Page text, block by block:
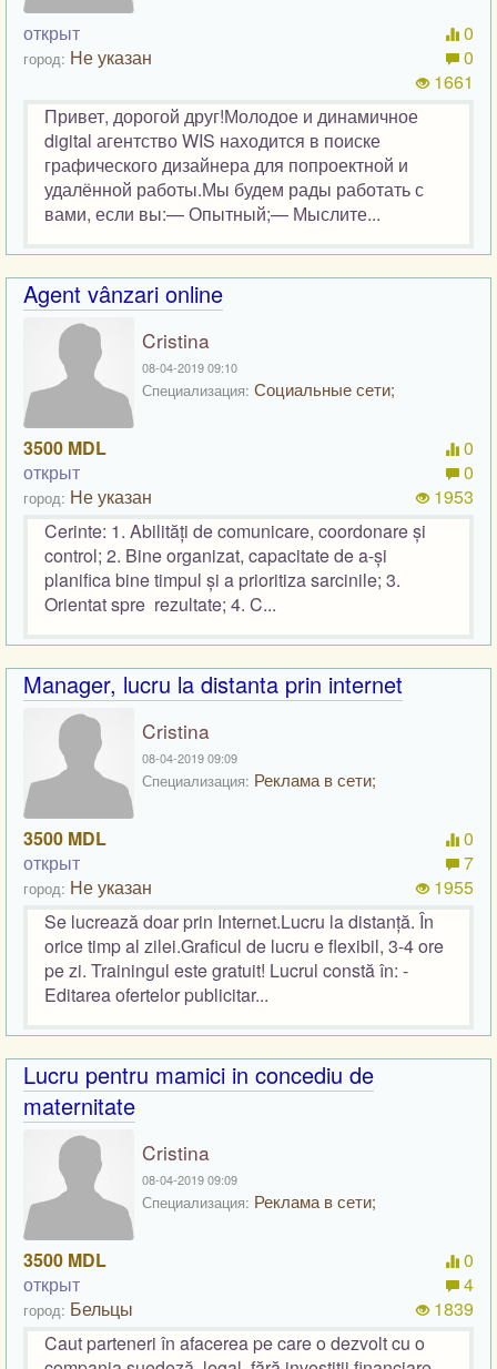
открыт
город: Не указан
0
0
1661
Привет, дорогой друг!Молодое и динамичное
digital агентство WIS находится в поиске
графического дизайнера для попроектной и
удалённой работы.Мы будем рады работать с
вами, если вы:— Опытный;— Мыслите...
Agent vânzari online
Cristina
08-04-2019 09:10
Специализация: Социальные сети;
3500 MDL
открыт
город: Не указан
0
0
1953
Cerinte: 1. Abilități de comunicare, coordonare și
control; 2. Bine organizat, capacitate de a-și
planifica bine timpul și a prioritiza sarcinile; 3.
Orientat spre rezultate; 4. C...
Manager, lucru la distanta prin internet
Cristina
08-04-2019 09:09
Специализация: Реклама в сети;
3500 MDL
открыт
город: Не указан
0
7
1955
Se lucrează doar prin Internet.Lucru la distanță. În
orice timp al zilei.Graficul de lucru e flexibil, 3-4 ore
pe zi. Trainingul este gratuit! Lucrul constă în: -
Editarea ofertelor publicitar...
Lucru pentru mamici in concediu de
maternitate
Cristina
08-04-2019 09:09
Специализация: Реклама в сети;
3500 MDL
открыт
город: Бельцы
0
4
1839
Caut parteneri în afacerea pe care o dezvolt cu o